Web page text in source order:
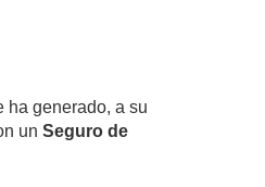
ha generado, a su
un Seguro de